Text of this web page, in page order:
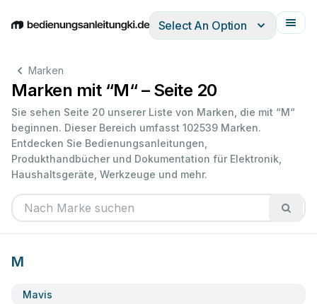
EnglishDeutschEspañolItalianoFrançais
Select An Option
Marken
Marken mit “M“ – Seite 20
Sie sehen Seite 20 unserer Liste von Marken, die mit “M“
beginnen. Dieser Bereich umfasst 102539 Marken.
Entdecken Sie Bedienungsanleitungen,
Produkthandbücher und Dokumentation für Elektronik,
Haushaltsgeräte, Werkzeuge und mehr.
M
Mavis